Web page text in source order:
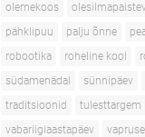
olemekoos
pähklipuu
palju õnne
robootika
roheline kool
südamenädal
sünnipäev
traditsioonid
tulesttargem
vabariigiaastapäev